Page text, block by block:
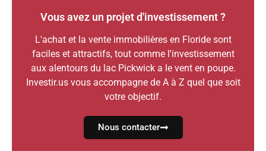
Vous avez un projet d'investissement ?
L'achat et la vente immobilières en Floride sont
faciles et attractifs, tout comme l'investissement
aux alentours du lac Pickwick a le vent en poupe.
Investir.us vous accompagne de A à Z quel que soit
votre objectif.
Nous contacter